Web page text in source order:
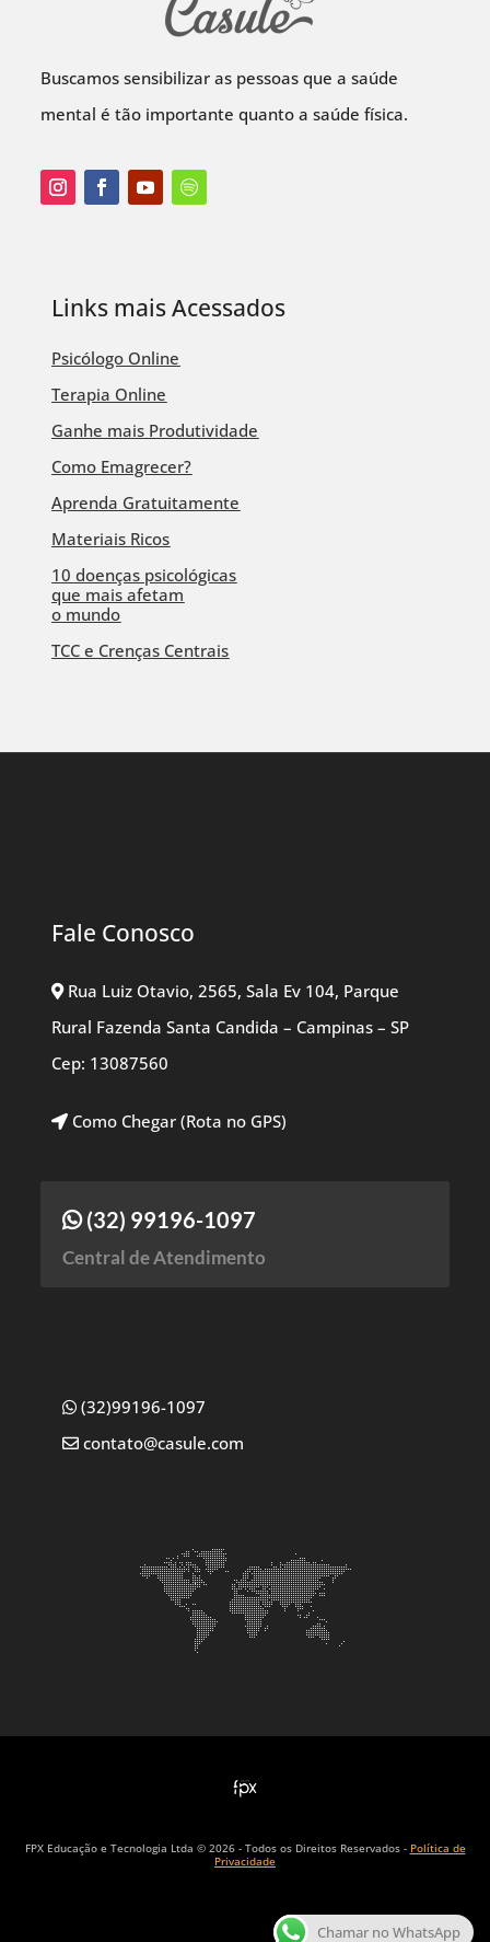
Buscamos sensibilizar as pessoas que a saúde
mental é tão importante quanto a saúde física.
Links mais Acessados
Psicólogo Online
Terapia Online
Ganhe mais Produtividade
Como Emagrecer?
Aprenda Gratuitamente
Materiais Ricos
10 doenças psicológicas
que mais afetam
o mundo
TCC e Crenças Centrais
Fale Conosco
Rua Luiz Otavio, 2565, Sala Ev 104, Parque
Rural Fazenda Santa Candida – Campinas – SP
Cep: 13087560
Como Chegar (Rota no GPS)
(32) 99196-1097
Central de Atendimento
(32)99196-1097
contato@casule.com
FPX Educação e Tecnologia Ltda © 2026 - Todos os Direitos Reservados - Política de
Privacidade
Chamar no WhatsApp